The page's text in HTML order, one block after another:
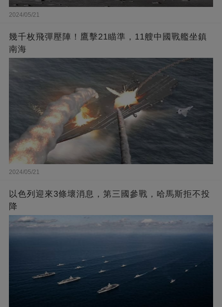
2024/05/21
幾千枚飛彈壓陣！鷹擊21瞄準，11艘中國戰艦坐鎮
南海
2024/05/21
以色列迎來3條壞消息，第三國參戰，哈馬斯拒不投
降